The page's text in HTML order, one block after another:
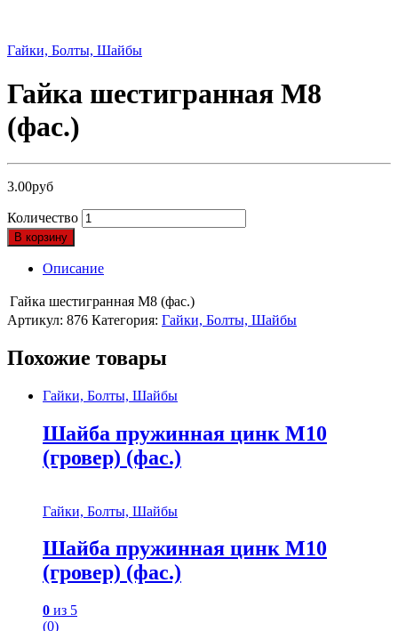
Гайки, Болты, Шайбы
Гайка шестигранная М8
(фас.)
3.00руб
Количество
В корзину
Описание
Гайка шестигранная М8 (фас.)
Артикул: 876 Категория: Гайки, Болты, Шайбы
Похожие товары
Гайки, Болты, Шайбы
Шайба пружинная цинк М10
(гровер) (фас.)
Гайки, Болты, Шайбы
Шайба пружинная цинк М10
(гровер) (фас.)
0 из 5
(0)